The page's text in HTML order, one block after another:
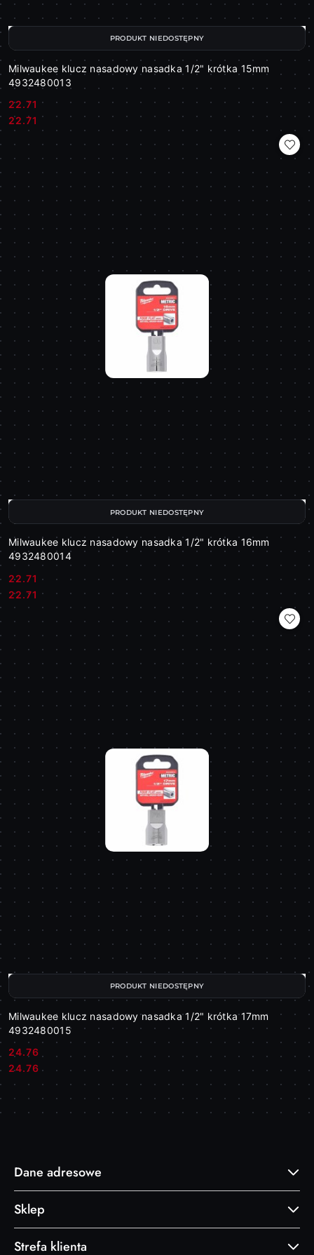
Milwaukee klucz nasadowy nasadka 1/2" krótka 15mm
4932480013
Cena:
22.71
Cena:
22.71
PRODUKT NIEDOSTĘPNY
Milwaukee klucz nasadowy nasadka 1/2" krótka 16mm
4932480014
Cena:
22.71
Cena:
22.71
PRODUKT NIEDOSTĘPNY
Milwaukee klucz nasadowy nasadka 1/2" krótka 17mm
4932480015
Cena:
24.76
Cena:
24.76
PRODUKT NIEDOSTĘPNY
Dane adresowe
Sklep
Strefa klienta